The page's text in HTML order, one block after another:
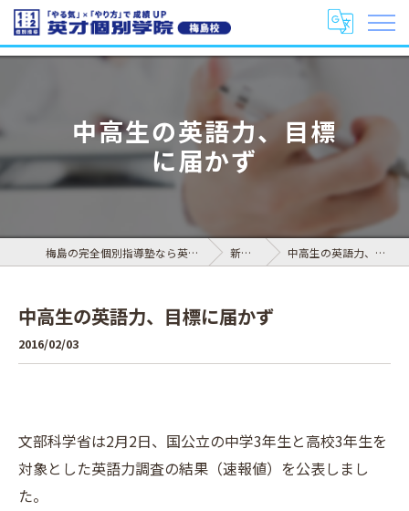
中高生の英語力、目標
に届かず
梅島の完全個別指導塾なら英才個別学院 梅島校 新着情報 中高生の英語力、目標に届かず
中高生の英語力、目標に届かず
2016/02/03
文部科学省は2月2日、国公立の中学3年生と高校3年生を
対象とした英語力調査の結果（速報値）を公表しまし
た。